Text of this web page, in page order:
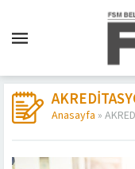
Anasayfa »